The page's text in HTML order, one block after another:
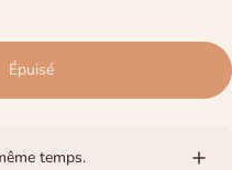
Épuisé
temps.